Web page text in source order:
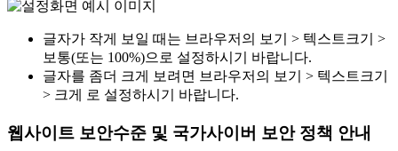
글자가 작게 보일 때는 브라우저의 보기 > 텍스트크기 >
보통(또는 100%)으로 설정하시기 바랍니다.
글자를 좀더 크게 보려면 브라우저의 보기 > 텍스트크기
> 크게 로 설정하시기 바랍니다.
웹사이트 보안수준 및 국가사이버 보안 정책 안내